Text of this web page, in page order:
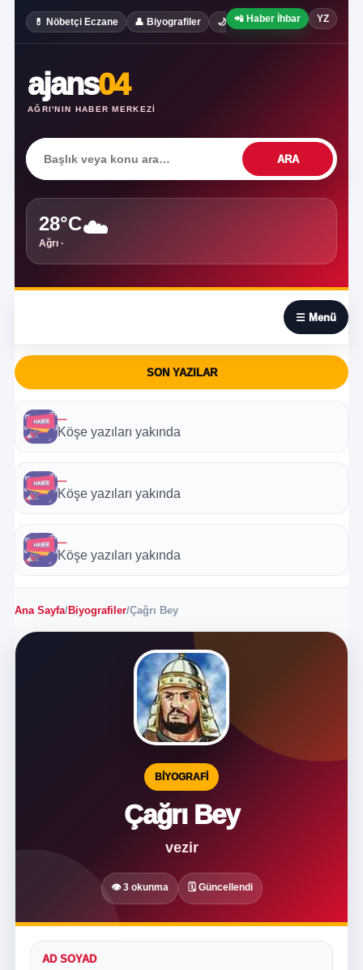
💊 Nöbetçi Eczane 👤 Biyografiler 🌙 Rüya Tabirleri ✍️ Köşe
📲 Haber İhbar YZ
ajans04
AĞRI'NIN HABER MERKEZI
ARA
28°C
Ağrı ·
☁️
☰ Menü
SON YAZILAR
—
Köşe yazıları yakında
—
Köşe yazıları yakında
—
Köşe yazıları yakında
Ana Sayfa/Biyografiler/Çağrı Bey
BIYOGRAFI
Çağrı Bey
vezir
👁 3 okunma 🗓 Güncellendi
AD SOYAD